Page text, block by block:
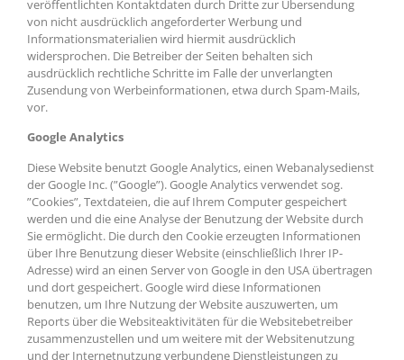
veröffentlichten Kontaktdaten durch Dritte zur Übersendung
von nicht ausdrücklich angeforderter Werbung und
Informationsmaterialien wird hiermit ausdrücklich
widersprochen. Die Betreiber der Seiten behalten sich
ausdrücklich rechtliche Schritte im Falle der unverlangten
Zusendung von Werbeinformationen, etwa durch Spam-Mails,
vor.
Google Analytics
Diese Website benutzt Google Analytics, einen Webanalysedienst
der Google Inc. (”Google”). Google Analytics verwendet sog.
”Cookies”, Textdateien, die auf Ihrem Computer gespeichert
werden und die eine Analyse der Benutzung der Website durch
Sie ermöglicht. Die durch den Cookie erzeugten Informationen
über Ihre Benutzung dieser Website (einschließlich Ihrer IP-
Adresse) wird an einen Server von Google in den USA übertragen
und dort gespeichert. Google wird diese Informationen
benutzen, um Ihre Nutzung der Website auszuwerten, um
Reports über die Websiteaktivitäten für die Websitebetreiber
zusammenzustellen und um weitere mit der Websitenutzung
und der Internetnutzung verbundene Dienstleistungen zu